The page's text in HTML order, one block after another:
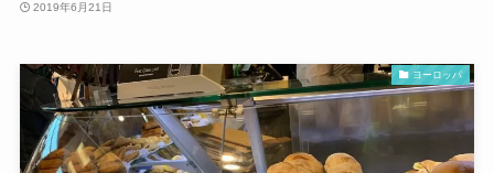
2019年6月21日
ヨーロッパ